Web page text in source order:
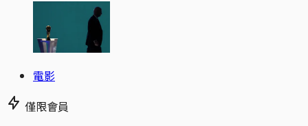
電影
僅限會員